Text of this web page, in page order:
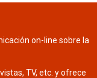
on-line sobre la
TV, etc. y ofrece